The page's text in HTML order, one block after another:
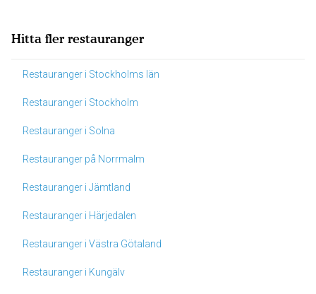
Hitta fler restauranger
Restauranger i Stockholms län
Restauranger i Stockholm
Restauranger i Solna
Restauranger på Norrmalm
Restauranger i Jämtland
Restauranger i Härjedalen
Restauranger i Västra Götaland
Restauranger i Kungälv